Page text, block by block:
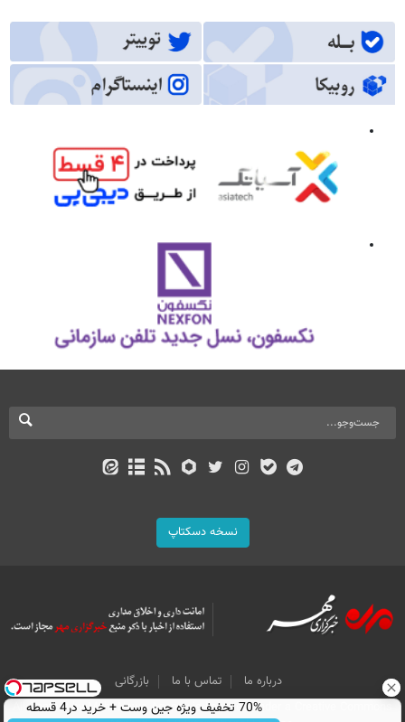
نسخه دسکتاپ
درباره ما تماس با ما
بازرگانی
All Content by Mehr News Agency is licensed under a Creative Commons
70% تخفیف ویژه جین وست + خرید در4 قسطه